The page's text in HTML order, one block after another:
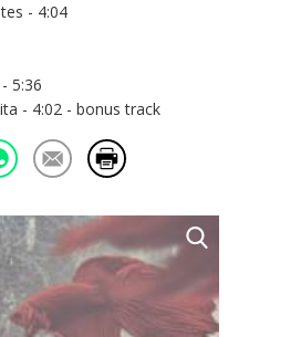
- 4:04
5:36
- 4:02 - bonus track